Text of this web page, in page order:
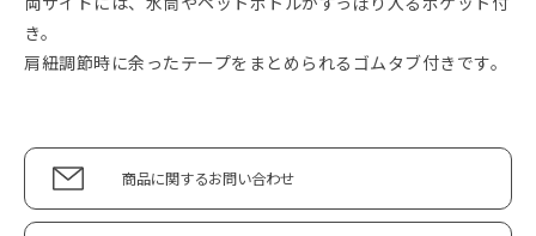
き。
肩紐調節時に余ったテープをまとめられるゴムタブ付きです。
商品に関するお問い合わせ